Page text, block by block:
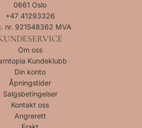
0661 Oslo
+47 41293326
nr. 921548362 MVA
Om oss
Kundeklubb
Din konto
Åpningstider
Salgsbetingelser
Kontakt oss
Angrerett